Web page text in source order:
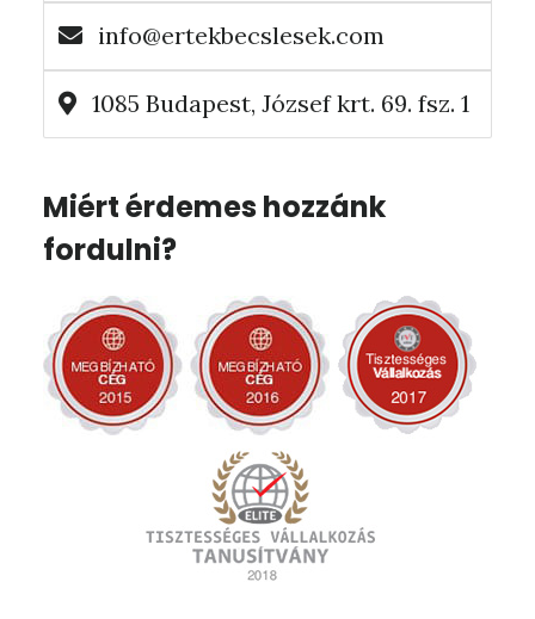
info@ertekbecslesek.com
1085 Budapest, József krt. 69. fsz. 1
Miért érdemes hozzánk
fordulni?